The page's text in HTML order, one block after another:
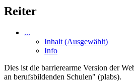
Reiter
...
Inhalt (Ausgewählt)
Info
Dies ist die barrierearme Version der
an berufsbildenden Schulen" (plabs).